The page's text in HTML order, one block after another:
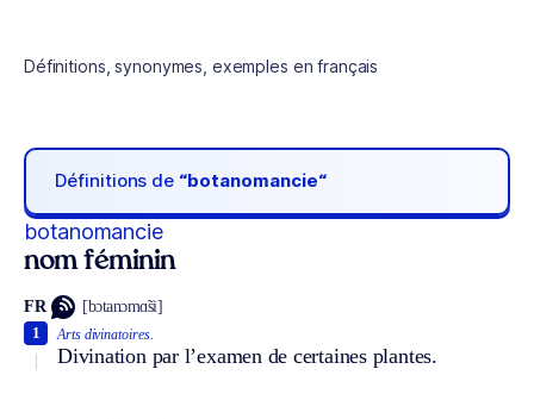
Définitions, synonymes, exemples en français
Définitions de “botanomancie“
botanomancie
nom féminin
FR [bɔtanɔmɑ̃si]
Arts divinatoires.
Divination par l’examen de certaines plantes.
1